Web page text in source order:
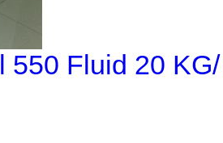
550 Fluid 20 KG/